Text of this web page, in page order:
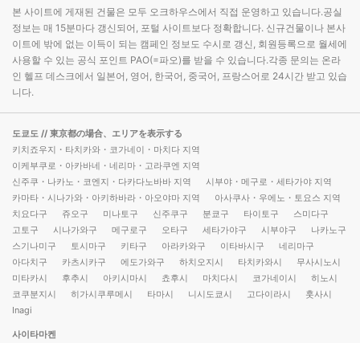
본 사이트에 게재된 건물은 모두 오크하우스에서 직접 운영하고 있습니다.공실
정보는 매 15분마다 갱신되어, 포털 사이트보다 정확합니다. 신규건물이나 본사
이트에 밖에 없는 이득이 되는 캠페인 정보도 수시로 갱신, 회원등록으로 월세에
사용할 수 있는 공식 포인트 PAO(=파오)를 받을 수 있습니다.각종 문의는 온라
인 헬프 데스크에서 일본어, 영어, 한국어, 중국어, 프랑스어로 24시간 받고 있습
니다.
도쿄도 // 東京都の場合、エリアを表示する
키치죠우지・타치카와・코가네이・마치다 지역
이케부쿠로・아카바네・네리마・고라쿠엔 지역
신주쿠・나카노・코엔지・다카다노바바 지역
시부야・메구로・세타가야 지역
카마타・시나가와・아키하바라・아오야마 지역
아사쿠사・우에노・토요스 지역
치요다구
쥬오구 미나토구 신주쿠구 분쿄구 타이토구
스미다구
고토구
시나가와구 메구로구 오타구 세타가야구 시부야구
나카노구
스기나미구
토시마구 키타구 아라카와구 이타바시구
네리마구
아다치구
카츠시카구 에도가와구 하치오지시 타치카와시
무사시노시
미타카시
후추시 아키시마시 쵸후시 마치다시 코가네이시
히노시
코쿠분지시
히가시쿠루메시 타마시 니시도쿄시 고다이라시
훗사시
Inagi
사이타마켄